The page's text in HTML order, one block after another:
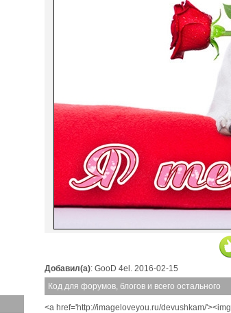
Добавил(а): GooD 4el. 2016-02-15
Код для форумов, блогов и всего остального
<a href='http://imageloveyou.ru/devushkam/'><img